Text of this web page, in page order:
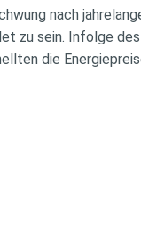
nach
zu sein. Infolge
die